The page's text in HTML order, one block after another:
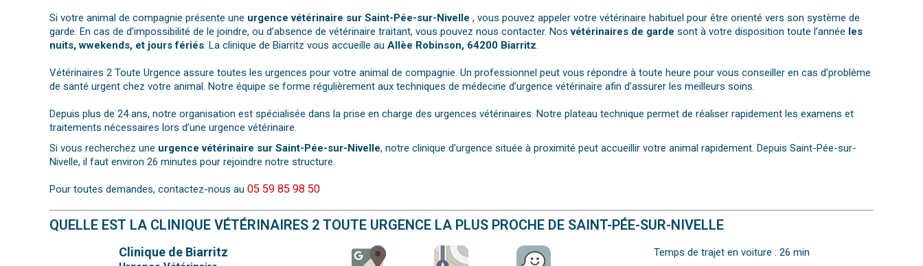
Si votre animal de compagnie présente une urgence vétérinaire sur Saint-Pée-sur-Nivelle , vous pouvez appeler votre vétérinaire habituel pour être orienté vers son système de
garde. En cas de d’impossibilité de le joindre, ou d’absence de vétérinaire traitant, vous pouvez nous contacter. Nosvétérinaires de garde sont à votre disposition toute l’année les
nuits, wwekends, et jours fériés. La clinique de Biarritz vous accueille au Allèe Robinson, 64200 Biarritz.
Vétérinaires 2 Toute Urgence assure toutes les urgences pour votre animal de compagnie. Un professionnel peut vous répondre à toute heure pour vous conseiller en cas d’problème
de santé urgent chez votre animal. Notre équipe se forme régulièrement aux techniques de médecine d’urgence vétérinaire afin d’assurer les meilleurs soins.
Depuis plus de 24 ans, notre organisation est spécialisée dans la prise en charge des urgences vétérinaires. Notre plateau technique permet de réaliser rapidement les examens et
traitements nécessaires lors d’une urgence vétérinaire.
Si vous recherchez une urgence vétérinaire sur Saint-Pée-sur-Nivelle, notre clinique d’urgence située à proximité peut accueillir votre animal rapidement. Depuis Saint-Pée-sur-
Nivelle, il faut environ 26 minutes pour rejoindre notre structure.
Pour toutes demandes, contactez-nous au 05 59 85 98 50
QUELLE EST LA CLINIQUE VÉTÉRINAIRES 2 TOUTE URGENCE LA PLUS PROCHE DE SAINT-PÉE-SUR-NIVELLE
Clinique de Biarritz
Temps de trajet en voiture : 26 min